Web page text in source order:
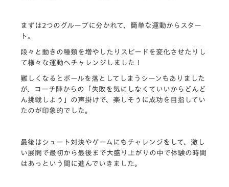
まずは2つのグループに分かれて、簡単な運動からスター
ト。
段々と動きの種類を増やしたりスピードを変化させたりし
て様々な運動へチャレンジしました！
難しくなるとボールを落としてしまうシーンもありました
が、コーチ陣からの「失敗を気にしなくていいからどんど
ん挑戦しよう」の声掛けで、楽しそうに成功を目指してい
たのが印象的でした。
最後はシュート対決やゲームにもチャレンジをして、激し
い展開で最初から最後まで大盛り上がりの中で体験の時間
はあっという間に進んでいきました。